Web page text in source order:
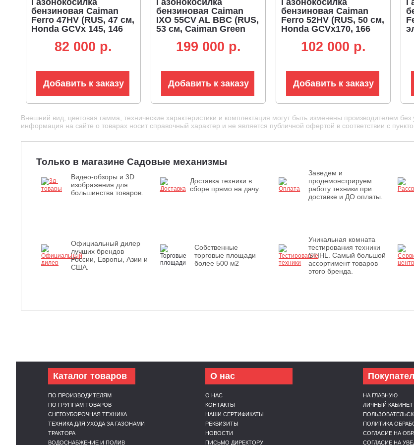
Газонокосилка
бензиновая Caiman
Ferro 47HV (RUS, 47 см,
Honda GCVx 145, 146
41.2 кг)82 000 p.
Добавить к заказу
Газонокосилка
бензиновая Caiman
IXO 55CV AL BBC (RUS,
53 см, Caiman Green
алюминий, кардан,
тормоз ножа, 2 в 1, 70
199 000 p.
Добавить к заказу
Газонокосилка
бензиновая Caiman
Ferro 52HV (RUS, 50 см,
Honda GCVx170, 166
вариатор, 60 л, 43.2 кг)
102 000 p.
Добавить к заказу
Внешний вид, цветовая гамма, технические характеристики и комплектация могут быть изменены производителем
информация на сайте о товарах носит справочный характер и не является публичной офертой в соответствии с
Только в магазине Садовые механизмы
Видео-обзоры и 3D
изображения для
большинства товаров.
Доставка техники в
сборе прямо на дачу.
Заведем и
продемонстрируем
работу техники при
доставке и ДО оплаты.
Официальный дилер
лучших брендов
России, Европы, Азии и
США.
Собственные
торговые площади
более 500 м2
Уникальная комната
тестирования техники
STIHL. Самый большой
ассортимент товаров
этого бренда.
Каталог товаров
ПО ПРОИЗВОДИТЕЛЯМ
ПО ГРУППАМ ТОВАРОВ
СНЕГОУБОРОЧНАЯ ТЕХНИКА
ТЕХНИКА ДЛЯ УХОДА ЗА ГАЗОНАМИ
ТРАКТОРА
ВОДОСНАБЖЕНИЕ И ПОЛИВ
О нас
О НАС
КОНТАКТЫ
НАШИ СЕРТИФИКАТЫ
РЕКВИЗИТЫ
НОВОСТИ
ПИСЬМО ДИРЕКТОРУ
НА ГЛАВНУЮ
ЛИЧНЫЙ КАБИНЕТ
ПОЛИТИКА
СОГЛАСИЕ НА
СОГЛАСИЕ НА